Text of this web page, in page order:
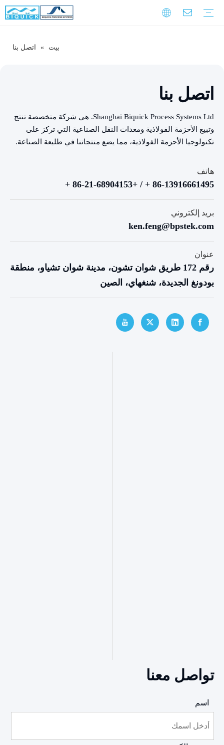
بيت » اتصل بنا
اتصل بنا
Shanghai Biquick Process Systems Ltd. هي شركة متخصصة تنتج
وتبيع الأحزمة الفولاذية ومعدات النقل الصناعية التي تركز على
تكنولوجيا الأحزمة الفولاذية، مما يضع منتجاتنا في طليعة الصناعة.
هاتف
86-13916661495 + / +86-21-68904153 +
بريد إلكتروني
ken.feng@bpstek.com
عنوان
رقم 172 طريق شوان تشون، مدينة شوان تشياو، منطقة
بودونغ الجديدة، شنغهاي، الصين
تواصل معنا
اسم